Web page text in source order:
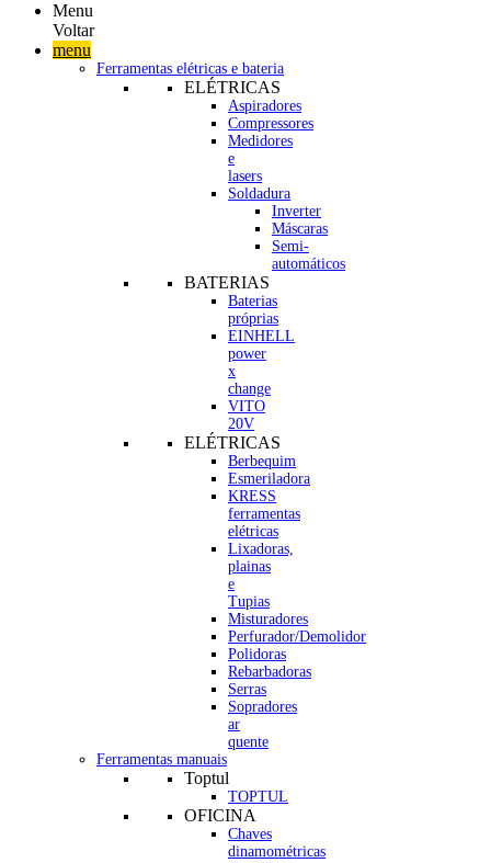
Menu
Voltar
menu
Ferramentas elétricas e bateria
ELÉTRICAS
Aspiradores
Compressores
Medidores
e
lasers
Soldadura
Inverter
Máscaras
Semi-
automáticos
BATERIAS
Baterias
próprias
EINHELL
power
x
change
VITO
20V
ELÉTRICAS
Berbequim
Esmeriladora
KRESS
ferramentas
elétricas
Lixadoras,
plainas
e
Tupias
Misturadores
Perfurador/Demolidor
Polidoras
Rebarbadoras
Serras
Sopradores
ar
quente
Ferramentas manuais
Toptul
TOPTUL
OFICINA
Chaves
dinamométricas